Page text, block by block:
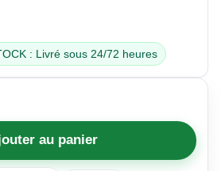
: Livré sous 24/72 heures
au panier